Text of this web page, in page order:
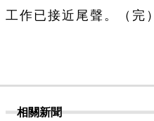
工作已接近尾聲。（完）
相關新聞